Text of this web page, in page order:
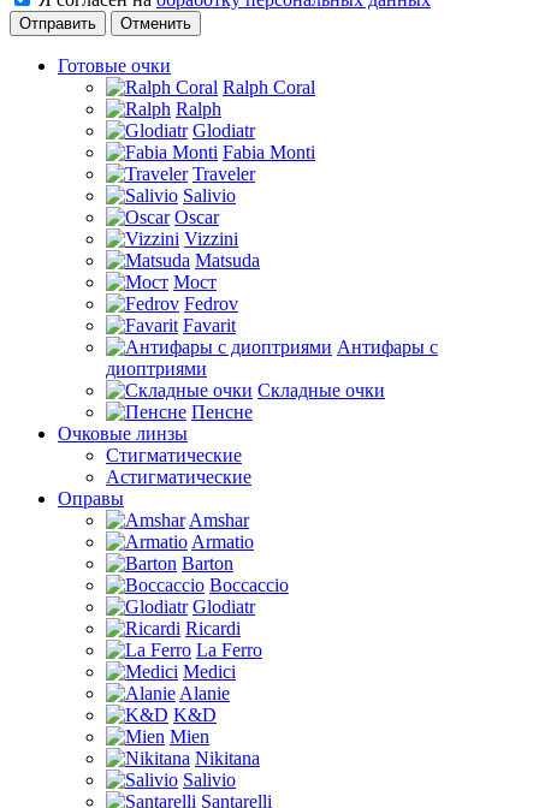
Отменить
Готовые очки
Ralph Coral
Ralph
Glodiatr
Fabia Monti
Traveler
Salivio
Oscar
Vizzini
Matsuda
Мост
Fedrov
Favarit
Антифары с
диоптриями
Складные очки
Пенсне
Очковые линзы
Стигматические
Астигматические
Оправы
Amshar
Armatio
Barton
Boccaccio
Glodiatr
Ricardi
La Ferro
Medici
Alanie
K&D
Mien
Nikitana
Salivio
Santarelli